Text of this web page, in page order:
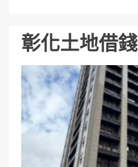
彰化土地借錢